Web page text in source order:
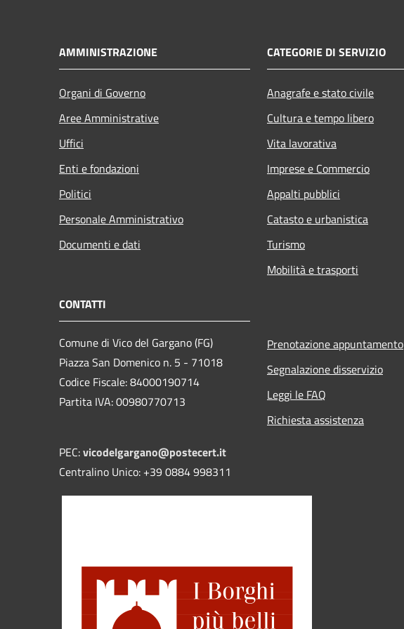
AMMINISTRAZIONE
Organi di Governo
Aree Amministrative
Uffici
Enti e fondazioni
Politici
Personale Amministrativo
Documenti e dati
CATEGORIE DI SERVIZIO
Anagrafe e stato civile
Cultura e tempo libero
Vita lavorativa
Imprese e Commercio
Appalti pubblici
Catasto e urbanistica
Turismo
Mobilità e trasporti
CONTATTI
Comune di Vico del Gargano (FG)
Piazza San Domenico n. 5 - 71018
Codice Fiscale: 84000190714
Partita IVA: 00980770713
PEC:vicodelgargano@postecert.it
Centralino Unico: +39 0884 998311
Prenotazione appuntamento
Segnalazione disservizio
Leggi le FAQ
Richiesta assistenza